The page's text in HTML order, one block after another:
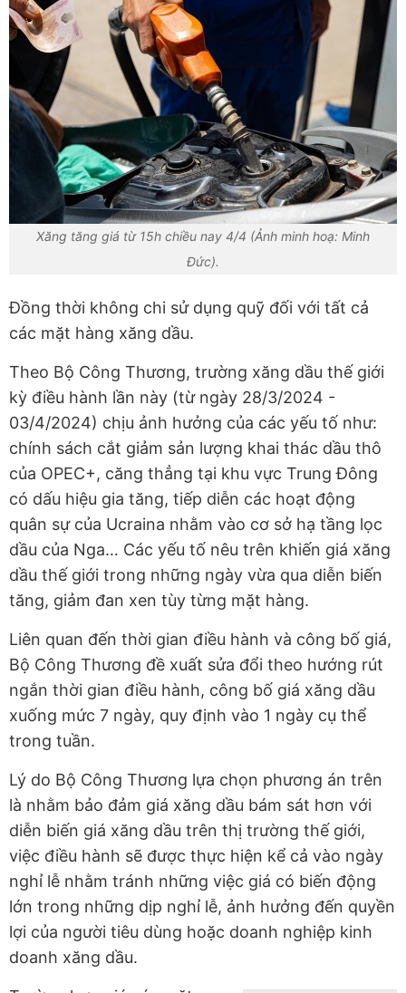
Xăng tăng giá từ 15h chiều nay 4/4 (Ảnh minh hoạ: Minh
Đức).
Đồng thời không chi sử dụng quỹ đối với tất cả
các mặt hàng xăng dầu.
Theo Bộ Công Thương, trường xăng dầu thế giới
kỳ điều hành lần này (từ ngày 28/3/2024 -
03/4/2024) chịu ảnh hưởng của các yếu tố như:
chính sách cắt giảm sản lượng khai thác dầu thô
của OPEC+, căng thẳng tại khu vực Trung Đông
có dấu hiệu gia tăng, tiếp diễn các hoạt động
quân sự của Ucraina nhằm vào cơ sở hạ tầng lọc
dầu của Nga… Các yếu tố nêu trên khiến giá xăng
dầu thế giới trong những ngày vừa qua diễn biến
tăng, giảm đan xen tùy từng mặt hàng.
Liên quan đến thời gian điều hành và công bố giá,
Bộ Công Thương đề xuất sửa đổi theo hướng rút
ngắn thời gian điều hành, công bố giá xăng dầu
xuống mức 7 ngày, quy định vào 1 ngày cụ thể
trong tuần.
Lý do Bộ Công Thương lựa chọn phương án trên
là nhằm bảo đảm giá xăng dầu bám sát hơn với
diễn biến giá xăng dầu trên thị trường thế giới,
việc điều hành sẽ được thực hiện kể cả vào ngày
nghỉ lễ nhằm tránh những việc giá có biến động
lớn trong những dịp nghỉ lễ, ảnh hưởng đến quyền
lợi của người tiêu dùng hoặc doanh nghiệp kinh
doanh xăng dầu.